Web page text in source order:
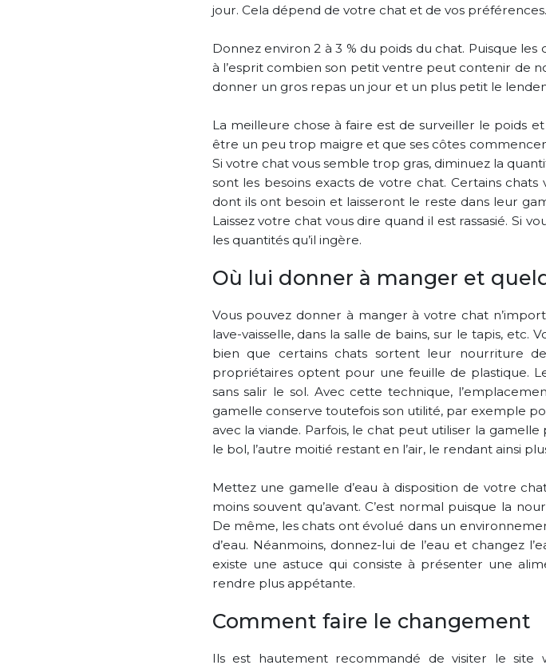
jour. Cela dépend de votre chat et de vos préférences.
Donnez environ 2 à 3 % du poids du chat. Puisque
à l’esprit combien son petit ventre peut contenir de
donner un gros repas un jour et un plus petit le
La meilleure chose à faire est de surveiller le poids
être un peu trop maigre et que ses côtes
Si votre chat vous semble trop gras, diminuez la
sont les besoins exacts de votre chat. Certains
dont ils ont besoin et laisseront le reste dans leur
Laissez votre chat vous dire quand il est rassasié. Si
les quantités qu’il ingère.
Où lui donner à manger et
Vous pouvez donner à manger à votre chat
lave-vaisselle, dans la salle de bains, sur le tapis,
bien que certains chats sortent leur nourriture
propriétaires optent pour une feuille de plastique.
sans salir le sol. Avec cette technique,
gamelle conserve toutefois son utilité, par exemple
avec la viande. Parfois, le chat peut utiliser la
le bol, l’autre moitié restant en l’air, le rendant ainsi
Mettez une gamelle d’eau à disposition de votre
moins souvent qu’avant. C’est normal puisque la
De même, les chats ont évolué dans un
d’eau. Néanmoins, donnez-lui de l’eau et changez
existe une astuce qui consiste à présenter une
rendre plus appétante.
Comment faire le changement
Ils est hautement recommandé de visiter le site